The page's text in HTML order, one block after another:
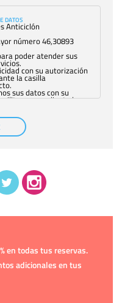
DATOS
Anticiclón
número 46,30893
poder atender sus
con su autorización
la casilla
sus datos con su
mediante la
el personal de
autorizado podrá
que le pedimos. No se
sus datos en la
en todas tus reservas.
adicionales en tus